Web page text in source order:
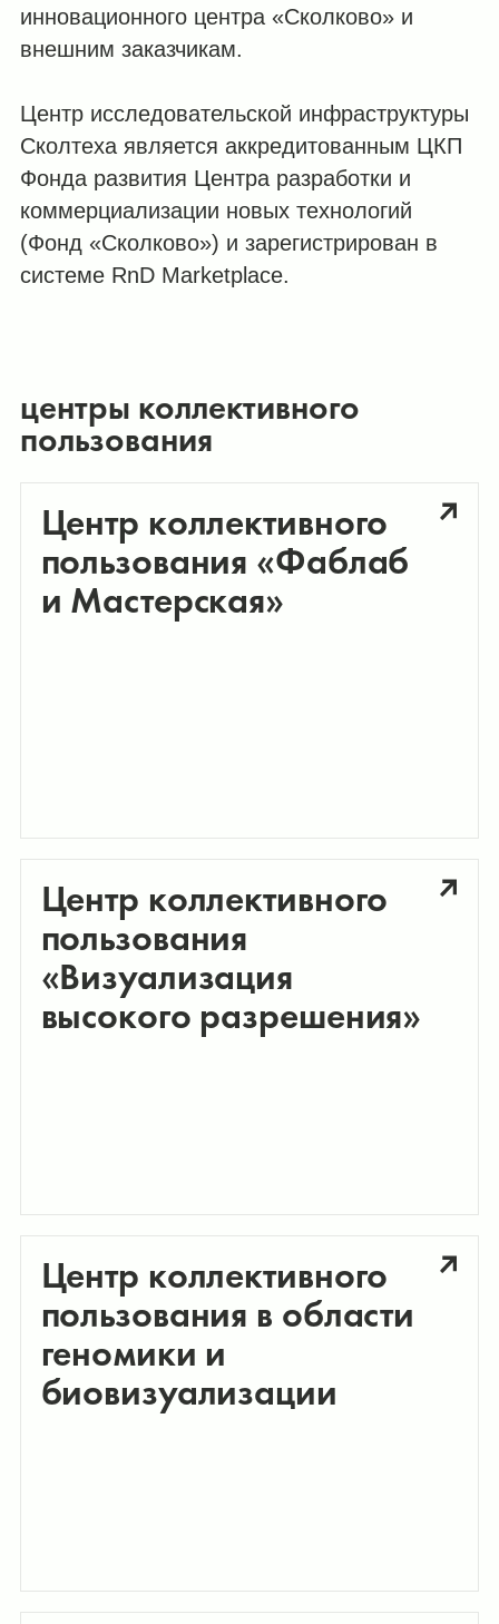
инновационного центра «Сколково» и
внешним заказчикам.
Центр исследовательской инфраструктуры
Сколтеха является аккредитованным ЦКП
Фонда развития Центра разработки и
коммерциализации новых технологий
(Фонд «Сколково») и зарегистрирован в
системе RnD Marketplace.
центры коллективного
пользования
Центр коллективного
пользования «Фаблаб
и Мастерская»
Центр коллективного
пользования
«Визуализация
высокого разрешения»
Центр коллективного
пользования в области
геномики и
биовизуализации